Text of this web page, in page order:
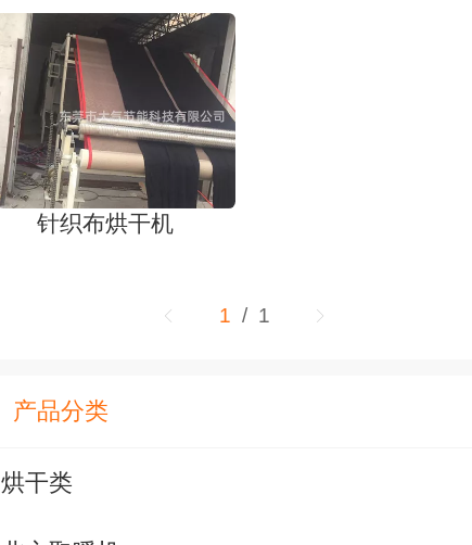
针织布烘干机
1 / 1
产品分类
烘干类